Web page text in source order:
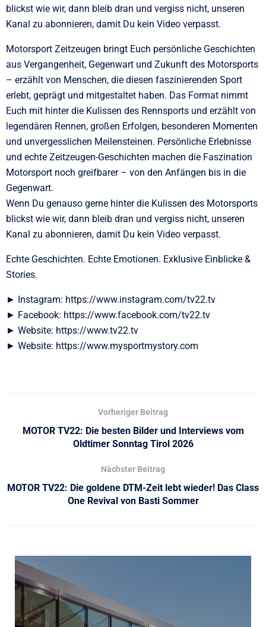
blickst wie wir, dann bleib dran und vergiss nicht, unseren
Kanal zu abonnieren, damit Du kein Video verpasst.
Motorsport Zeitzeugen bringt Euch persönliche Geschichten
aus Vergangenheit, Gegenwart und Zukunft des Motorsports
– erzählt von Menschen, die diesen faszinierenden Sport
erlebt, geprägt und mitgestaltet haben. Das Format nimmt
Euch mit hinter die Kulissen des Rennsports und erzählt von
legendären Rennen, großen Erfolgen, besonderen Momenten
und unvergesslichen Meilensteinen. Persönliche Erlebnisse
und echte Zeitzeugen-Geschichten machen die Faszination
Motorsport noch greifbarer – von den Anfängen bis in die
Gegenwart.
Wenn Du genauso gerne hinter die Kulissen des Motorsports
blickst wie wir, dann bleib dran und vergiss nicht, unseren
Kanal zu abonnieren, damit Du kein Video verpasst.
Echte Geschichten. Echte Emotionen. Exklusive Einblicke &
Stories.
► Instagram: https://www.instagram.com/tv22.tv
► Facebook: https://www.facebook.com/tv22.tv
► Website: https://www.tv22.tv
► Website: https://www.mysportmystory.com
Vorheriger Beitrag
MOTOR TV22: Die besten Bilder und Interviews vom
Oldtimer Sonntag Tirol 2026
Nächster Beitrag
MOTOR TV22: Die goldene DTM-Zeit lebt wieder! Das Class
One Revival von Basti Sommer